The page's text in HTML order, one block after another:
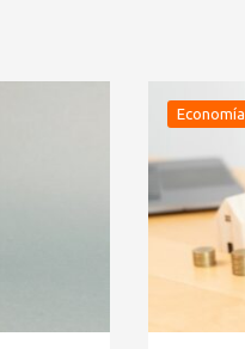
Economía